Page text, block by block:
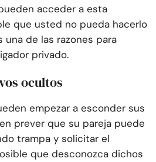
acceder a esta
que usted no pueda hacerlo
una de las razones para
privado.
ocultos
empezar a esconder sus
prever que su pareja puede
trampa y solicitar el
que desconozca dichos